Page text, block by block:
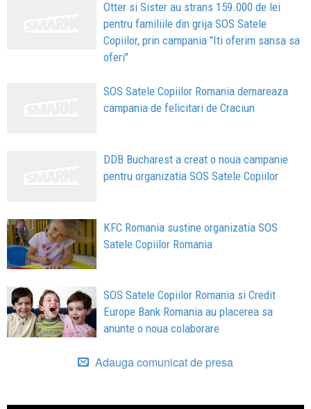
Otter si Sister au strans 159.000 de lei
pentru familiile din grija SOS Satele
Copiilor, prin campania "Iti oferim sansa sa
oferi"
SOS Satele Copiilor Romania demareaza
campania de felicitari de Craciun
DDB Bucharest a creat o noua campanie
pentru organizatia SOS Satele Copiilor
KFC Romania sustine organizatia SOS
Satele Copiilor Romania
SOS Satele Copiilor Romania si Credit
Europe Bank Romania au placerea sa
anunte o noua colaborare
Adauga comunicat de presa